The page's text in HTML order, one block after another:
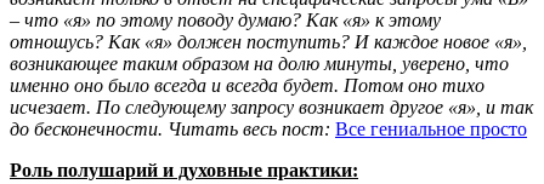
– что «я» по этому поводу думаю? Как «я» к этому
отношусь? Как «я» должен поступить? И каждое новое «я»,
возникающее таким образом на долю минуты, уверено, что
именно оно было всегда и всегда будет. Потом оно тихо
исчезает. По следующему запросу возникает другое «я», и так
до бесконечности. Читать весь пост: Все гениальное просто
Роль полушарий и духовные практики: